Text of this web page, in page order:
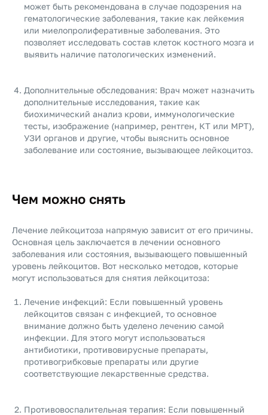
может быть рекомендована в случае подозрения на
гематологические заболевания, такие как лейкемия
или миелопролиферативные заболевания. Это
позволяет исследовать состав клеток костного мозга и
выявить наличие патологических изменений.
Дополнительные обследования: Врач может назначить
дополнительные исследования, такие как
биохимический анализ крови, иммунологические
тесты, изображение (например, рентген, КТ или МРТ),
УЗИ органов и другие, чтобы выяснить основное
заболевание или состояние, вызывающее лейкоцитоз.
Чем можно снять
Лечение лейкоцитоза напрямую зависит от его причины.
Основная цель заключается в лечении основного
заболевания или состояния, вызывающего повышенный
уровень лейкоцитов. Вот несколько методов, которые
могут использоваться для снятия лейкоцитоза:
Лечение инфекций: Если повышенный уровень
лейкоцитов связан с инфекцией, то основное
внимание должно быть уделено лечению самой
инфекции. Для этого могут использоваться
антибиотики, противовирусные препараты,
противогрибковые препараты или другие
соответствующие лекарственные средства.
Противовоспалительная терапия: Если повышенный